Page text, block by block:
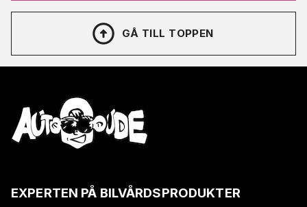
GÅ TILL TOPPEN
EXPERTEN PÅ BILVÅRDSPRODUKTER